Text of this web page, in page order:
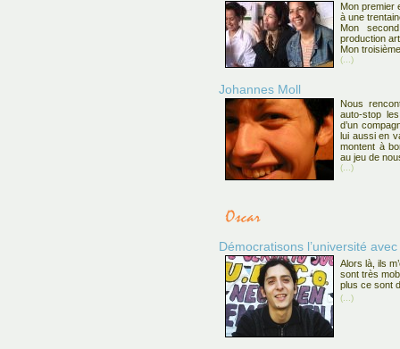
Mon premier
à une
Mon
production
Mon
(...)
Johannes Moll
Nous
auto-stop
d’un
lui aussi en
montent à
au jeu de
(...)
Démocratisons l’université
Alors là, ils
sont très
plus ce sont
(...)